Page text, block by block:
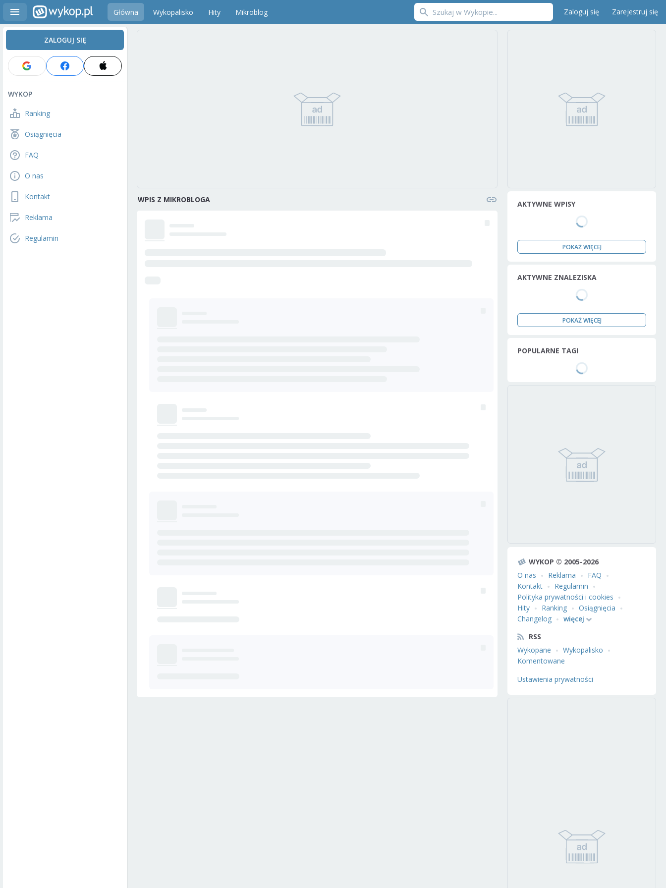
Główna Wykopalisko Hity Mikroblog Zaloguj się Zarejestruj się
ZALOGUJ SIĘ
WYKOP
Ranking
Osiągnięcia
FAQ
O nas
Kontakt
Reklama
Regulamin
WPIS Z MIKROBLOGA AKTYWNE WPISY
POKAŻ WIĘCEJ
AKTYWNE ZNALEZISKA
POKAŻ WIĘCEJ
POPULARNE TAGI
WYKOP © 2005-2026
O nas
Reklama
FAQ
Kontakt
Regulamin
Polityka prywatności i cookies
Hity
Ranking
Osiągnięcia
Changelog
więcej
RSS
Wykopane
Wykopalisko
Komentowane
Ustawienia prywatności